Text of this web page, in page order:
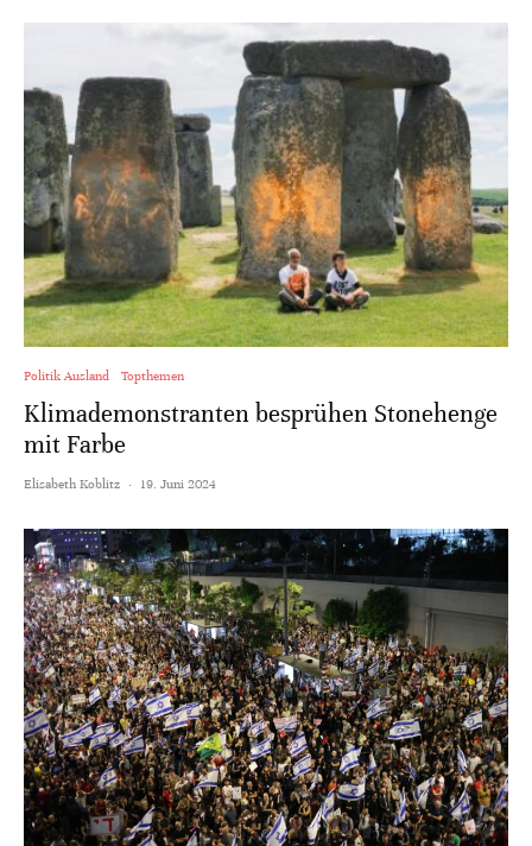
Politik Ausland Topthemen
Klimademonstranten besprühen Stonehenge
mit Farbe
Elisabeth Koblitz · 19. Juni 2024